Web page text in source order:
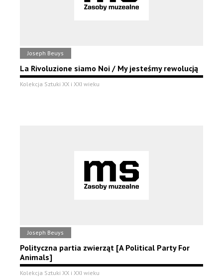
Joseph Beuys
La Rivoluzione siamo Noi / My jesteśmy rewolucją
Kolekcja Sztuki XX i XXI wieku
Joseph Beuys
Polityczna partia zwierząt [A Political Party For
Animals]
Kolekcja Sztuki XX i XXI wieku